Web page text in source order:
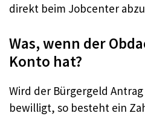
direkt beim Jobcenter
Was, wenn der
Konto hat?
Wird der Bürgergeld
bewilligt, so besteht ein